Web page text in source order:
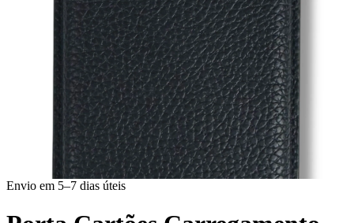
Envio em 5–7 dias úteis